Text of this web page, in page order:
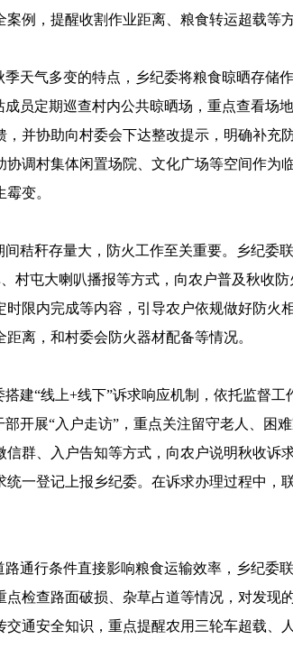
例，提醒收割作业距离、粮食转运超载等
天气多变的特点，乡纪委将粮食晾晒存储
员定期巡查村内公共晾晒场，重点查看场
并协助向村委会下达整改提示，明确补充
调村集体闲置场院、文化广场等空间作为
变。
秸秆存量大，防火工作至关重要。乡纪委
村屯大喇叭播报等方式，向农户普及秋收
限内完成等内容，引导农户依规做好防火
离，和村委会防火器材配备等情况。
建“线上+线下”诉求响应机制，依托监督
开展“入户走访”，重点关注留守老人、困
群、入户告知等方式，向农户说明秋收诉
一登记上报乡纪委。在诉求办理过程中，
通行条件直接影响粮食运输效率，乡纪委
检查路面破损、杂草占道等情况，对发现
通安全知识，重点提醒农用三轮车超载、